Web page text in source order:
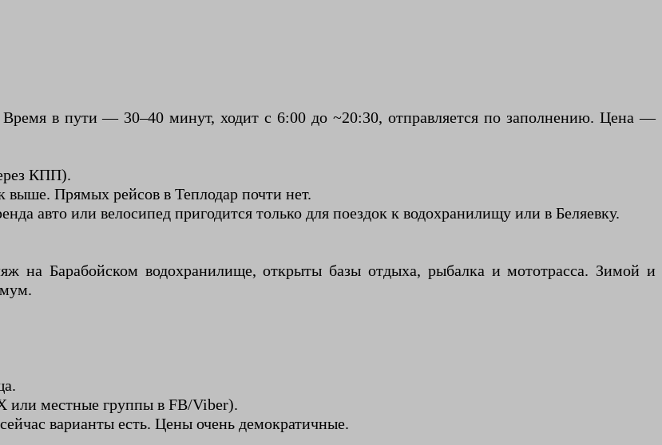
в пути — 30–40 минут, ходит с 6:00 до ~20:30, отправляется по заполнению. Цена —
КПП).
выше. Прямых рейсов в Теплодар почти нет.
авто или велосипед пригодится только для поездок к водохранилищу или в Беляевку.
на Барабойском водохранилище, открыты базы отдыха, рыбалка и мототрасса. Зимой и
или местные группы в FB/Viber).
варианты есть. Цены очень демократичные.